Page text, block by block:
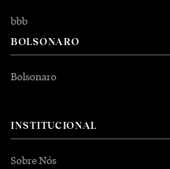
bbb
BOLSONARO
Bolsonaro
INSTITUCIONAL
Sobre Nós